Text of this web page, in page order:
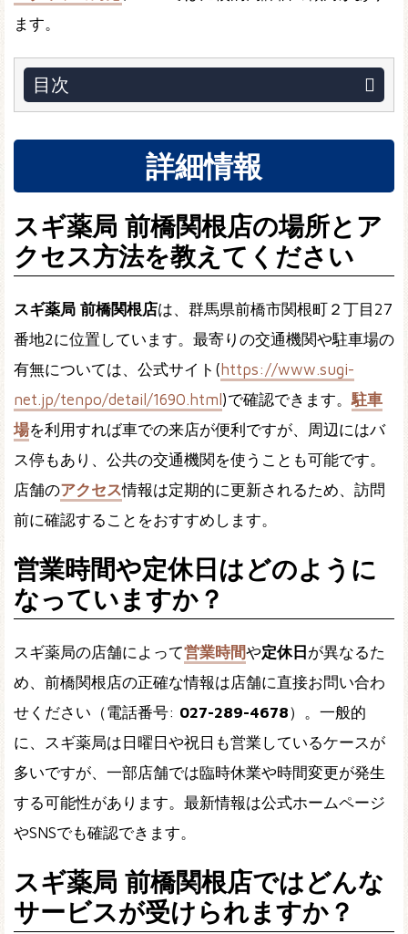
ます。
目次
詳細情報
スギ薬局 前橋関根店の場所とア
クセス方法を教えてください
スギ薬局 前橋関根店は、群馬県前橋市関根町２丁目27
番地2に位置しています。最寄りの交通機関や駐車場の
有無については、公式サイト( https://www.sugi-
net.jp/tenpo/detail/1690.html )で確認できます。駐車
場を利用すれば車での来店が便利ですが、周辺にはバ
ス停もあり、公共の交通機関を使うことも可能です。
店舗のアクセス情報は定期的に更新されるため、訪問
前に確認することをおすすめします。
営業時間や定休日はどのように
なっていますか？
スギ薬局の店舗によって営業時間や定休日 が異なるた
め、前橋関根店の正確な情報は店舗に直接お問い合わ
せください（電話番号: 027-289-4678）。一般的
に、スギ薬局は日曜日や祝日も営業しているケースが
多いですが、一部店舗では臨時休業や時間変更が発生
する可能性があります。最新情報は公式ホームページ
やSNSでも確認できます。
スギ薬局 前橋関根店ではどんな
サービスが受けられますか？